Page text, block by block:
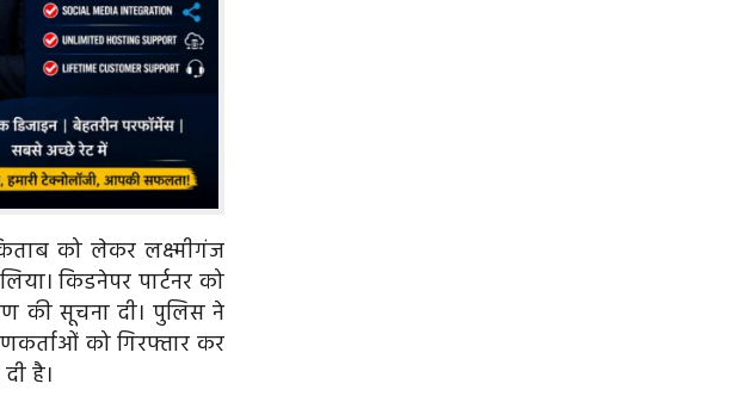
को लेकर लक्ष्मीगंज
किडनेपर पार्टनर को
की सूचना दी। पुलिस ने
को गिरफ्तार कर
है।